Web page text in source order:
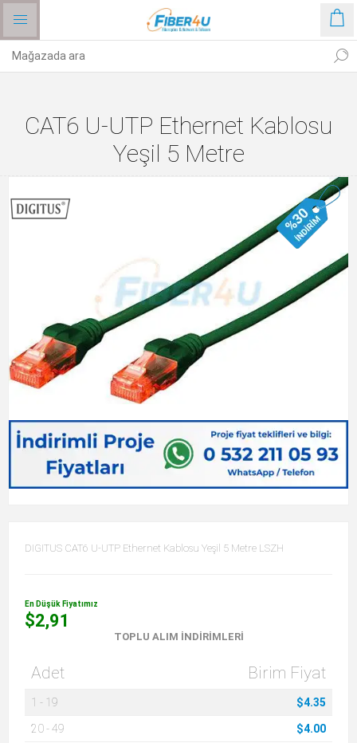
CAT6 U-UTP Ethernet Kablosu
Yeşil 5 Metre
DIGITUS CAT6 U-UTP Ethernet Kablosu Yeşil 5 Metre LSZH
En Düşük Fiyatımız
$2,91
TOPLU ALIM İNDIRIMLERI
Adet Birim Fiyat
1 - 19 $4.35
20-49 $4.00